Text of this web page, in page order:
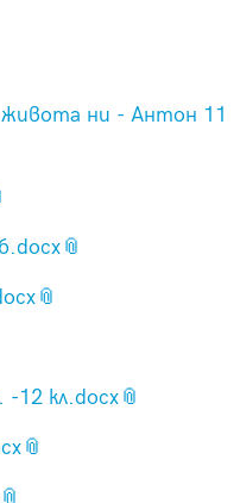
ни - Антон 11
12 кл.docx